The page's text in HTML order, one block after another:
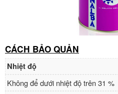
CÁCH BẢO QUẢN
Nhiệt độ
Không để dưới nhiệt độ trên 31 %